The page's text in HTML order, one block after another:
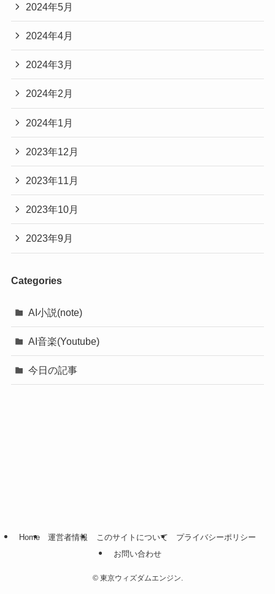
2024年5月
2024年4月
2024年3月
2024年2月
2024年1月
2023年12月
2023年11月
2023年10月
2023年9月
Categories
AI小説(note)
AI音楽(Youtube)
今日の記事
Home 運営者情報 このサイトについて
プライバシーポリシー
お問い合わせ
©東京ウィズダムエンジン.